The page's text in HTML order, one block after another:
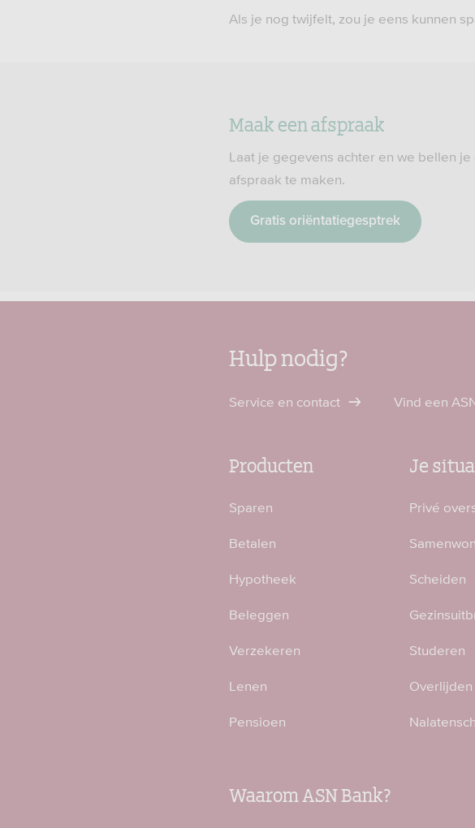
Als je nog twijfelt, zou je eens kunnen
Maak een afspraak
Laat je gegevens achter en we bellen je
afspraak te maken.
Gratis oriëntatiegesptrek
Hulp nodig?
Service en contact Vind een
Producten
Sparen
Betalen
Hypotheek
Beleggen
Verzekeren
Lenen
Pensioen
Je
Privé
Scheiden
Studeren
Overlijden
Waarom ASN Bank?